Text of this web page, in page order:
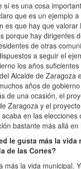
es una cosa
que es un ejemplo
es que hay que valorar
porque hay dirigentes
de otras
a seguir el
los años
Alcalde de Zaragoza
años de
de una ocasión, el
Zaragoza y el
en las elecciones
bastante más allá en
le gusta más la vida
de las Cortes?
la vida municipal.